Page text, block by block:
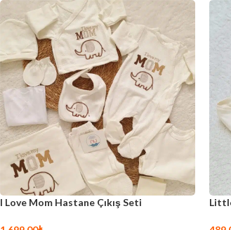
I Love Mom Hastane Çıkış Seti